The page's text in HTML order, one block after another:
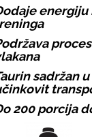
sadržan
200 porcija